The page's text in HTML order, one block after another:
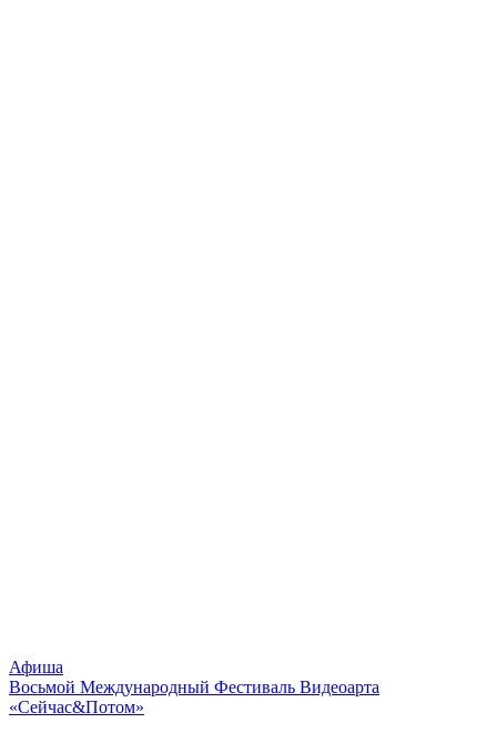
Афиша
Восьмой Международный Фестиваль Видеоарта
«Сейчас&Потом»